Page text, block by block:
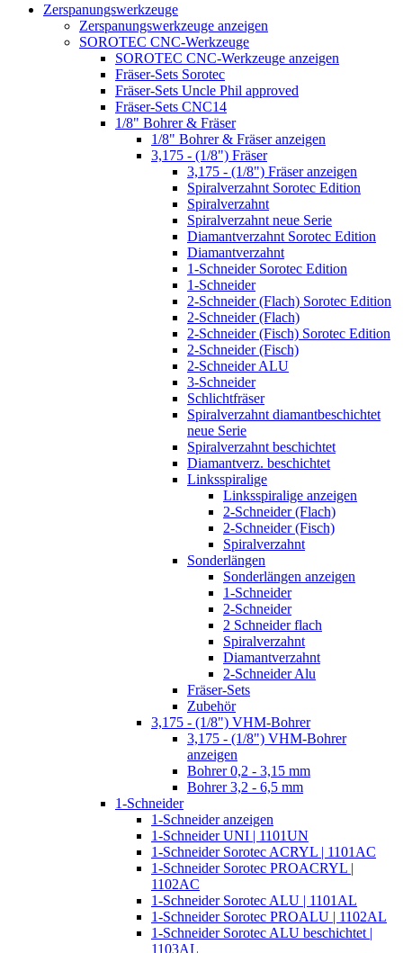
Zerspanungswerkzeuge
Zerspanungswerkzeuge anzeigen
SOROTEC CNC-Werkzeuge
SOROTEC CNC-Werkzeuge anzeigen
Fräser-Sets Sorotec
Fräser-Sets Uncle Phil approved
Fräser-Sets CNC14
1/8" Bohrer & Fräser
1/8" Bohrer & Fräser anzeigen
3,175 - (1/8") Fräser
3,175 - (1/8") Fräser anzeigen
Spiralverzahnt Sorotec Edition
Spiralverzahnt
Spiralverzahnt neue Serie
Diamantverzahnt Sorotec Edition
Diamantverzahnt
1-Schneider Sorotec Edition
1-Schneider
2-Schneider (Flach) Sorotec Edition
2-Schneider (Flach)
2-Schneider (Fisch) Sorotec Edition
2-Schneider (Fisch)
2-Schneider ALU
3-Schneider
Schlichtfräser
Spiralverzahnt diamantbeschichtet
neue Serie
Spiralverzahnt beschichtet
Diamantverz. beschichtet
Linksspiralige
Linksspiralige anzeigen
2-Schneider (Flach)
2-Schneider (Fisch)
Spiralverzahnt
Sonderlängen
Sonderlängen anzeigen
1-Schneider
2-Schneider
2 Schneider flach
Spiralverzahnt
Diamantverzahnt
2-Schneider Alu
Fräser-Sets
Zubehör
3,175 - (1/8") VHM-Bohrer
3,175 - (1/8") VHM-Bohrer
anzeigen
Bohrer 0,2 - 3,15 mm
Bohrer 3,2 - 6,5 mm
1-Schneider
1-Schneider anzeigen
1-Schneider UNI | 1101UN
1-Schneider Sorotec ACRYL | 1101AC
1-Schneider Sorotec PROACRYL |
1102AC
1-Schneider Sorotec ALU | 1101AL
1-Schneider Sorotec PROALU | 1102AL
1-Schneider Sorotec ALU beschichtet |
1103AL